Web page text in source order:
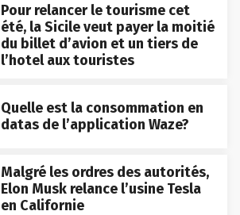
Pour relancer le tourisme cet
été, la Sicile veut payer la moitié
du billet d’avion et un tiers de
l’hotel aux touristes
Quelle est la consommation en
datas de l’application Waze?
Malgré les ordres des autorités,
Elon Musk relance l’usine Tesla
en Californie